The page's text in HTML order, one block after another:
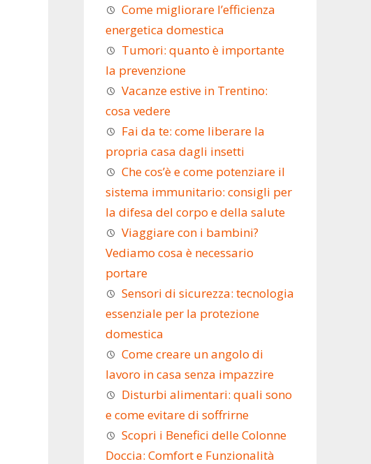
Come migliorare l’efficienza
energetica domestica
Tumori: quanto è importante
la prevenzione
Vacanze estive in Trentino:
cosa vedere
Fai da te: come liberare la
propria casa dagli insetti
Che cos’è e come potenziare il
sistema immunitario: consigli per
la difesa del corpo e della salute
Viaggiare con i bambini?
Vediamo cosa è necessario
portare
Sensori di sicurezza: tecnologia
essenziale per la protezione
domestica
Come creare un angolo di
lavoro in casa senza impazzire
Disturbi alimentari: quali sono
e come evitare di soffrirne
Scopri i Benefici delle Colonne
Doccia: Comfort e Funzionalità